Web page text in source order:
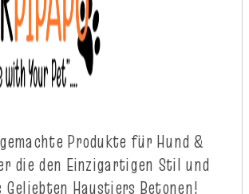
Produkte für Hund &
die den Einzigartigen Stil und
Geliebten Haustiers Betonen!